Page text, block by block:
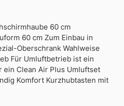
60 cm
60 cm Zum Einbau in
Oberschrank Wahlweise
Für Umluftbetrieb ist ein
ein Clean Air Plus Umluftset
Komfort Kurzhubtasten mit